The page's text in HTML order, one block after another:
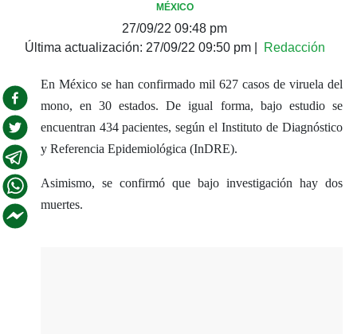
MÉXICO
27/09/22 09:48 pm
Última actualización: 27/09/22 09:50 pm| Redacción
En México se han confirmado mil 627 casos de viruela del
mono, en 30 estados. De igual forma, bajo estudio se
encuentran 434 pacientes, según el Instituto de Diagnóstico
y Referencia Epidemiológica (InDRE).
Asimismo, se confirmó que bajo investigación hay dos
muertes.